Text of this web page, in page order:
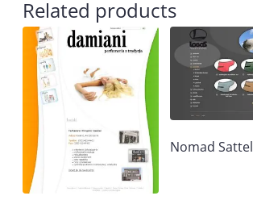
Related products
Nomad Sattel